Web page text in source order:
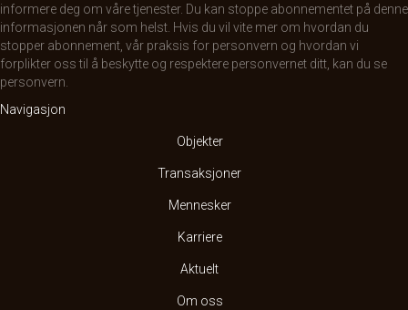
informere deg om våre tjenester. Du kan stoppe abonnementet på denne
informasjonen når som helst. Hvis du vil vite mer om hvordan du
stopper abonnement, vår praksis for personvern og hvordan vi
forplikter oss til å beskytte og respektere personvernet ditt, kan du se
personvern.
Navigasjon
Objekter
Transaksjoner
Mennesker
Karriere
Aktuelt
Om oss